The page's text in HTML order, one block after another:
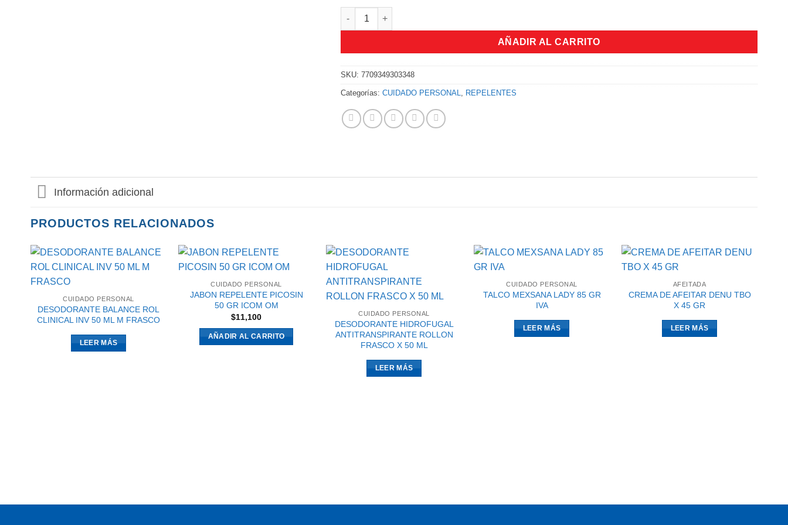
REPELENTE MOSKIU HERBAL 120 ML LB FCO X 120ML cantidad
AÑADIR AL CARRITO
SKU:7709349303348
Categorías:CUIDADO PERSONAL REPELENTES
Información adicional
PRODUCTOS RELACIONADOS
CUIDADO PERSONAL
DESODORANTE BALANCE ROL
CLINICAL INV 50 ML M FRASCO
LEER MÁS
CUIDADO PERSONAL
JABON REPELENTE PICOSIN
50 GR ICOM OM
$11,100
AÑADIR AL CARRITO
CUIDADO PERSONAL
DESODORANTE HIDROFUGAL
ANTITRANSPIRANTE ROLLON
FRASCO X 50 ML
LEER MÁS
CUIDADO PERSONAL
TALCO MEXSANA LADY 85 GR
IVA
LEER MÁS
AFEITADA
CREMA DE AFEITAR DENU TBO
X 45 GR
LEER MÁS